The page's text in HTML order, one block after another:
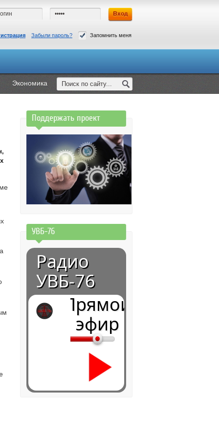
Забыли пароль? Запомнить меня
Экономика
Поддержать проект
УВБ-76
Радио
УВБ-76
Прямой
эфир